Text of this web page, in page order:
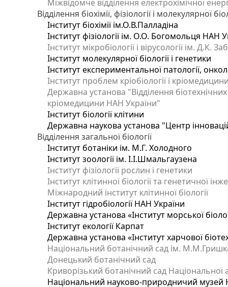
Міжвідомче відділення електрохімічної
Відділення біохімії, фізіології і молекулярної
Інститут біохімії ім.О.В.Палладіна
Інститут фізіології ім. О.О. Богомольця НАН
Інститут мікробіології і вірусології ім. Д.К.
Інститут молекулярної біології і генетики
Інститут експериментальної патології,
Інститут проблем кріобіології і
Державна установа "Відділення
кріомедицини НАН України"
Інститут біології клітини
Державна наукова установа "Центр
Відділення загальної біології
Інститут ботаніки ім. М.Г. Холодного
Інститут зоології ім. І.І.Шмальгаузена
Інститут фізіології рослин і генетики
Інститут клітинної біології та генетичної
Міжнародний інститут клітинної біології
Інститут гідробіології НАН України
Державна установа «Інститут морської
Інститут екології Карпат
Державна установа «Інститут харчової
Національний ботанічний сад ім.
Донецький ботанічний сад
Криворізький ботанічний сад Національної
Національний науково-природничий музей